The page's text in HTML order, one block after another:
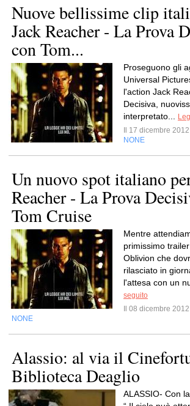
Nuove bellissime clip
Jack Reacher - La Prova
con Tom...
Proseguono gli
Universal
l'action Jack
Decisiva,
interpretato...
Il 17 dicembre
NONE
Un nuovo spot italiano
Reacher - La Prova
Tom Cruise
Mentre
primissimo
Oblivion che
rilasciato in
l'attesa con un
seguito
Il 08 dicembre
NONE
Alassio: al via il
Biblioteca Deaglio
ALASSIO- Con